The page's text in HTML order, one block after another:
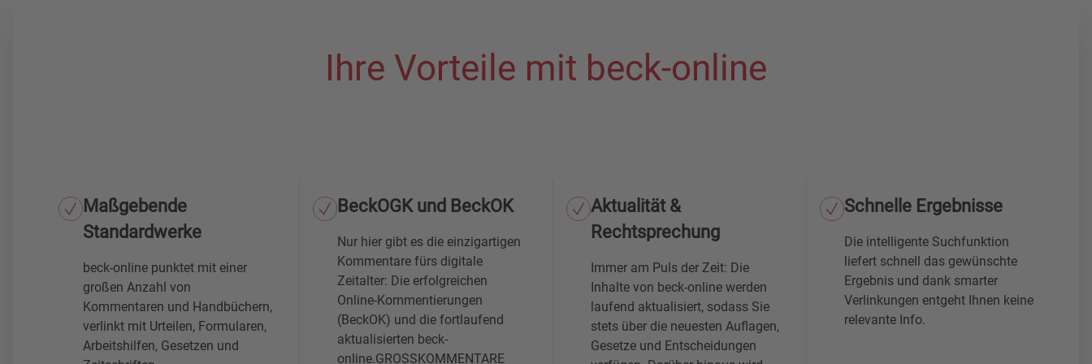
Ihre Vorteile mit beck-online
Maßgebende
Standardwerke
beck-online punktet mit einer
großen Anzahl von
Kommentaren und Handbüchern,
verlinkt mit Urteilen, Formularen,
Arbeitshilfen, Gesetzen und
BeckOGK und BeckOK
Nur hier gibt es die einzigartigen
Kommentare fürs digitale
Zeitalter: Die erfolgreichen
Online-Kommentierungen
(BeckOK) und die fortlaufend
aktualisierten beck-
online.GROSSKOMMENTARE
Aktualität &
Rechtsprechung
Immer am Puls der Zeit: Die
Inhalte von beck-online werden
laufend aktualisiert, sodass Sie
stets über die neuesten Auflagen,
Gesetze und Entscheidungen
Schnelle Ergebnisse
Die intelligente Suchfunktion
liefert schnell das gewünschte
Ergebnis und dank smarter
Verlinkungen entgeht Ihnen keine
relevante Info.